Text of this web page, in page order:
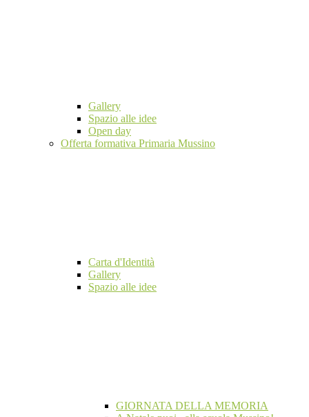
Gallery
Spazio alle idee
Open day
Offerta formativa Primaria Mussino
Carta d'Identità
Gallery
Spazio alle idee
GIORNATA DELLA MEMORIA